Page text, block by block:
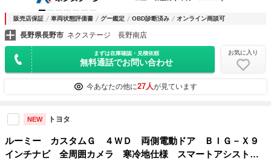
販売店保証 車両状態評価書 グー鑑定 OBD診断済み オンライン商談可
長野県長野市 ネクステージ 長野南店
まずは在庫確認・見積依頼
無料通話でお問い合わせ
お気に入り
今あなたの他に27人が見ています
NEW トヨタ
ルーミー カスタムＧ ４ＷＤ 両側電動ドア ＢＩＧ－Ｘ９
インチナビ 全周囲カメラ 寒冷地仕様 スマートアシスト